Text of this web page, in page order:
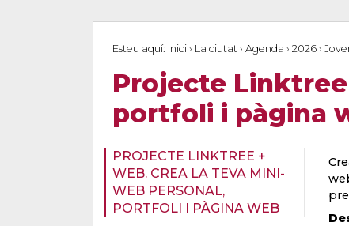
Esteu aquí: Inici › La ciutat › Agenda › 2026 ›
Projecte
portfoli i pàgina
PROJECTE LINKTREE +
WEB. CREA LA TEVA MINI-
WEB PERSONAL,
PORTFOLI I PÀGINA WEB